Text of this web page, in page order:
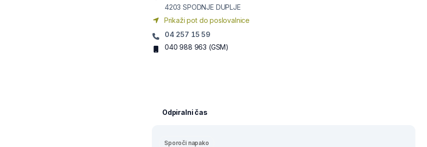
4203 SPODNJE DUPLJE
Prikaži pot do poslovalnice
04 257 15 59
040 988 963 (GSM)
Odpiralni čas
Sporoči napako